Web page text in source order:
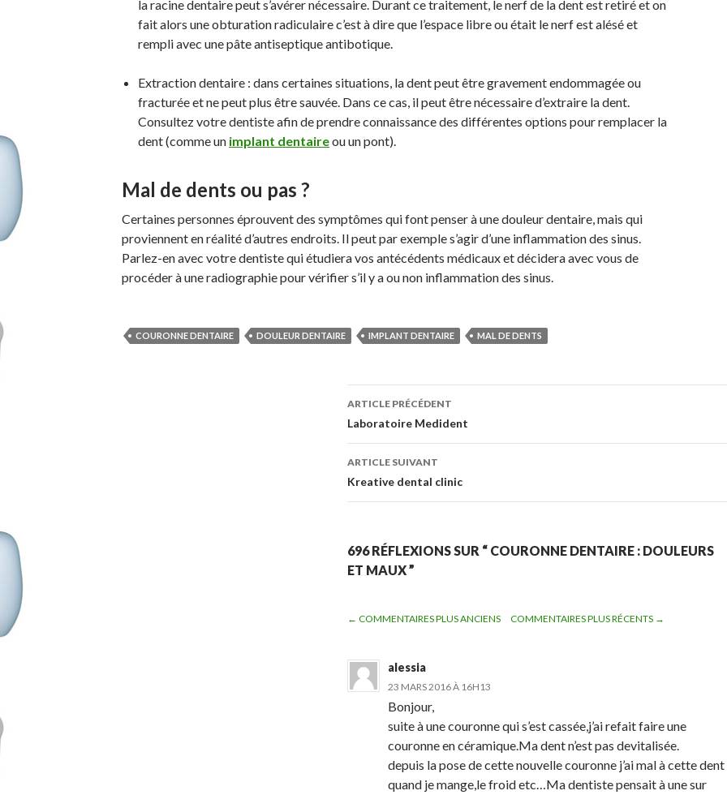
la racine dentaire peut s’avérer nécessaire. Durant ce traitement, le nerf de la dent est retiré et on
fait alors une obturation radiculaire c’est à dire que l’espace libre ou était le nerf est alésé et
rempli avec une pâte antiseptique antibotique.
Extraction dentaire : dans certaines situations, la dent peut être gravement endommagée ou
fracturée et ne peut plus être sauvée. Dans ce cas, il peut être nécessaire d’extraire la dent.
Consultez votre dentiste afin de prendre connaissance des différentes options pour remplacer la
dent (comme un implant dentaireou un pont).
Mal de dents ou pas ?
Certaines personnes éprouvent des symptômes qui font penser à une douleur dentaire, mais qui
proviennent en réalité d’autres endroits. Il peut par exemple s’agir d’une inflammation des sinus.
Parlez-en avec votre dentiste qui étudiera vos antécédents médicaux et décidera avec vous de
procéder à une radiographie pour vérifier s’il y a ou non inflammation des sinus.
COURONNE DENTAIRE DOULEUR DENTAIRE IMPLANT DENTAIRE MAL DE DENTS
Navigation de l’article
ARTICLE PRÉCÉDENT
Laboratoire Medident
ARTICLE SUIVANT
Kreative dental clinic
696 RÉFLEXIONS SUR “ COURONNE DENTAIRE : DOULEURS
ET MAUX ”
← COMMENTAIRES PLUS ANCIENS COMMENTAIRES PLUS RÉCENTS →
alessia
23 MARS 2016 À 16H13
Bonjour,
suite à une couronne qui s’est cassée,j’ai refait faire une
couronne en céramique.Ma dent n’est pas devitalisée.
depuis la pose de cette nouvelle couronne j’ai mal à cette dent
quand je mange,le froid etc…Ma dentiste pensait à une sur